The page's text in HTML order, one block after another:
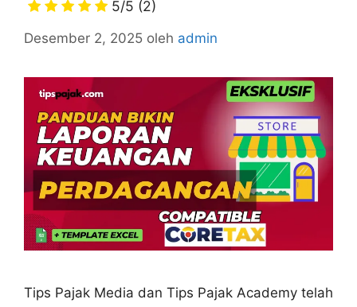
5/5 (2)
Desember 2, 2025 oleh admin
Tips Pajak Media dan Tips Pajak Academy telah